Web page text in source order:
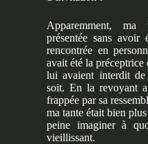
Apparemment, ma
présentée sans avoir
rencontrée en
avait été la préceptrice
lui avaient interdit de
soit. En la revoyant
frappée par sa
ma tante était bien
peine imaginer à
vieillissant.